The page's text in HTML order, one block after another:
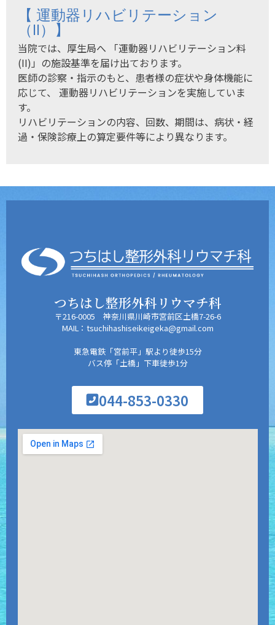
【 運動器リハビリテーション
（II）】
当院では、厚生局へ 「運動器リハビリテーション料
(II)」の施設基準を届け出ております。
医師の診察・指示のもと、患者様の症状や身体機能に
応じて、 運動器リハビリテーションを実施していま
す。
リハビリテーションの内容、回数、期間は、病状・経
過・保険診療上の算定要件等により異なります。
つちはし整形外科リウマチ科
〒216-0005 神奈川県川崎市宮前区土橋7-26-6
MAIL：tsuchihashiseikeigeka@gmail.com
東急電鉄「宮前平」駅より徒歩15分
バス停「土橋」下車徒歩1分
044-853-0330